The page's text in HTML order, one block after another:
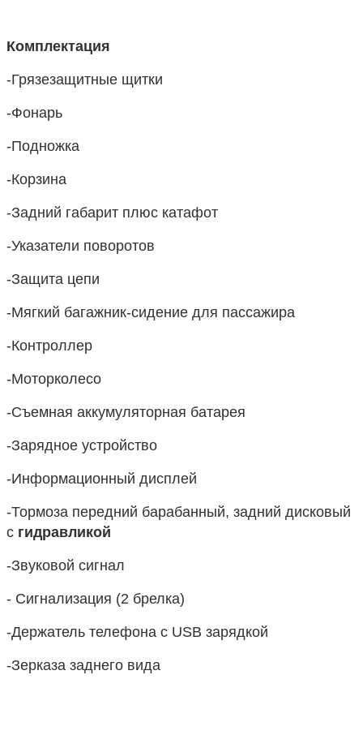
Комплектация
-Грязезащитные щитки
-Фонарь
-Подножка
-Корзина
-Задний габарит плюс катафот
-Указатели поворотов
-Защита цепи
-Мягкий багажник-сидение для пассажира
-Контроллер
-Моторколесо
-Съемная аккумуляторная батарея
-Зарядное устройство
-Информационный дисплей
-Тормоза передний барабанный, задний дисковый
с гидравликой
-Звуковой сигнал
- Сигнализация (2 брелка)
-Держатель телефона с USB зарядкой
-Зерказа заднего вида